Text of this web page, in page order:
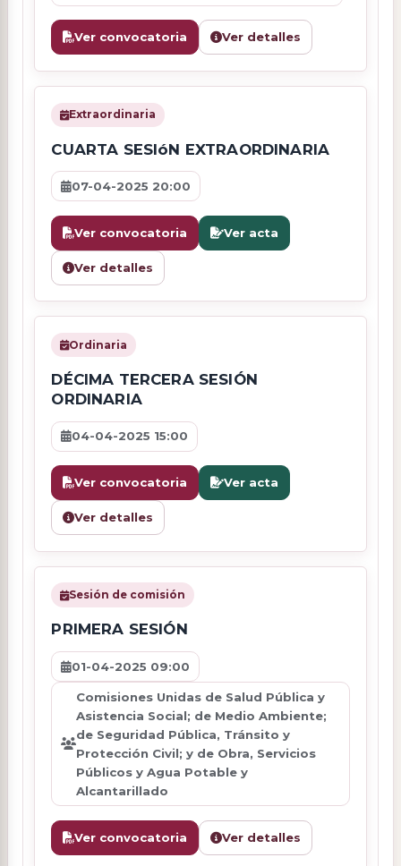
Ver convocatoria Ver detalles
Extraordinaria
CUARTA SESIóN EXTRAORDINARIA
07-04-2025 20:00
Ver convocatoria Ver acta
Ver detalles
Ordinaria
DÉCIMA TERCERA SESIÓN
ORDINARIA
04-04-2025 15:00
Ver convocatoria Ver acta
Ver detalles
Sesión de comisión
PRIMERA SESIÓN
01-04-2025 09:00
Comisiones Unidas de Salud Pública y
Asistencia Social; de Medio Ambiente;
de Seguridad Pública, Tránsito y
Protección Civil; y de Obra, Servicios
Públicos y Agua Potable y
Alcantarillado
Ver convocatoria Ver detalles